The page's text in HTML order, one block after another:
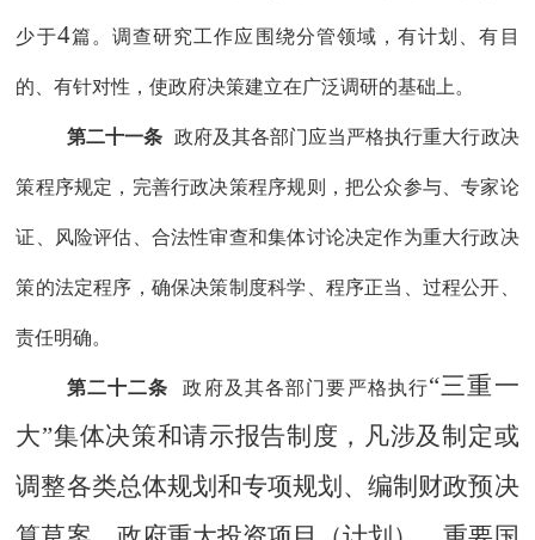
少于4篇。 调查研究工作应围绕分管领域，有计划、有目
的、有针对性，使政府决策建立在广泛调研的基础上 。
第二十一条 政府及其各部门应当严格执行重大行政决
策程序规定，完善行政决策程序规则，把公众参与、专家论
证、风险评估、合法性审查和集体讨论决定作为重大行政决
策的法定程序，确保决策制度科学、程序正当、过程公开、
责任明确。
第二十二条 政府及 其各部门要严格执行“三重一
大”集体决策和请示报告制度，凡涉及制定或
调整各类总体规划和专项规划、编制财政预决